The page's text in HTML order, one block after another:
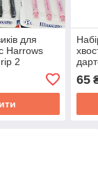
для
Harrows
2
65